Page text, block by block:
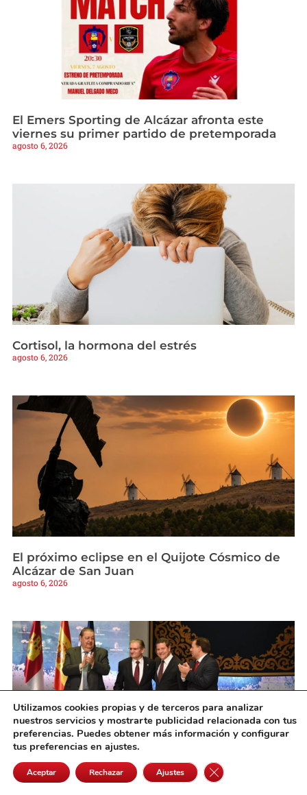
El Emers Sporting de Alcázar afronta este
viernes su primer partido de pretemporada
agosto 6, 2026
Cortisol, la hormona del estrés
agosto 6, 2026
El próximo eclipse en el Quijote Cósmico de
Alcázar de San Juan
agosto 6, 2026
Fallece el expresidente de Eurocaja Rural,
Utilizamos cookies propias y de terceros para analizar
nuestros servicios y mostrarte publicidad relacionada con tus
preferencias. Puedes obtener más información y configurar
tus preferencias en ajustes.
Aceptar Rechazar Ajustes Cerrar el banner de